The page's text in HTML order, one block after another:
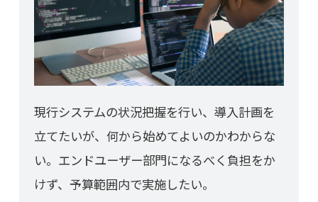
現行システムの状況把握を行い、導入計画を
立てたいが、何から始めてよいのかわからな
い。エンドユーザー部門になるべく負担をか
けず、予算範囲内で実施したい。